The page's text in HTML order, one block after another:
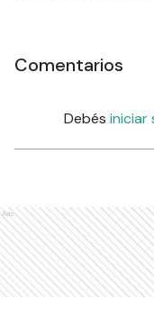
Comentarios
Debés iniciar
Ads